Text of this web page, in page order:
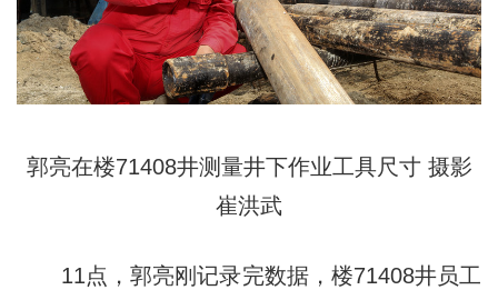
郭亮在楼71408井测量井下作业工具尺寸 摄影
崔洪武
11点，郭亮刚记录完数据，楼71408井员工